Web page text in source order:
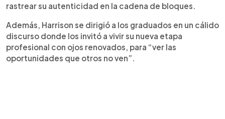
rastrear su autenticidad en la cadena de bloques.
Además, Harrison se dirigió a los graduados en un cálido
discurso donde los invitó a vivir su nueva etapa
profesional con ojos renovados, para “ver las
oportunidades que otros no ven”.